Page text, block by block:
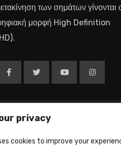
privacy
cookies to improve your
των σημάτων γίνονται
μορφή High Definition